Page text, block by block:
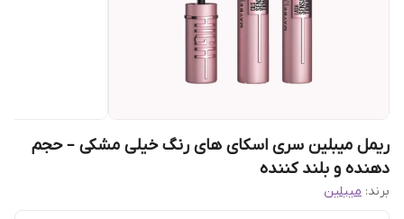
ریمل میبلین سری اسکای های رنگ خیلی مشکی – حجم
دهنده و بلند کننده
برند: میبلین